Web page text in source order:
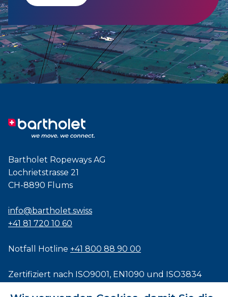
Bartholet Ropeways AG
Lochrietstrasse 21
CH-8890 Flums
info@bartholet.swiss
+41 81 720 10 60
Notfall Hotline +41 800 88 90 00
Zertifiziert nach ISO9001, EN1090 und ISO3834